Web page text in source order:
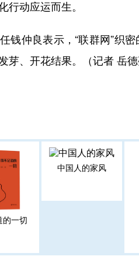
行动应运而生。
仲良表示，“联群网”织密
芽、开花结果。（记者 岳德
的一切
中国人的家风